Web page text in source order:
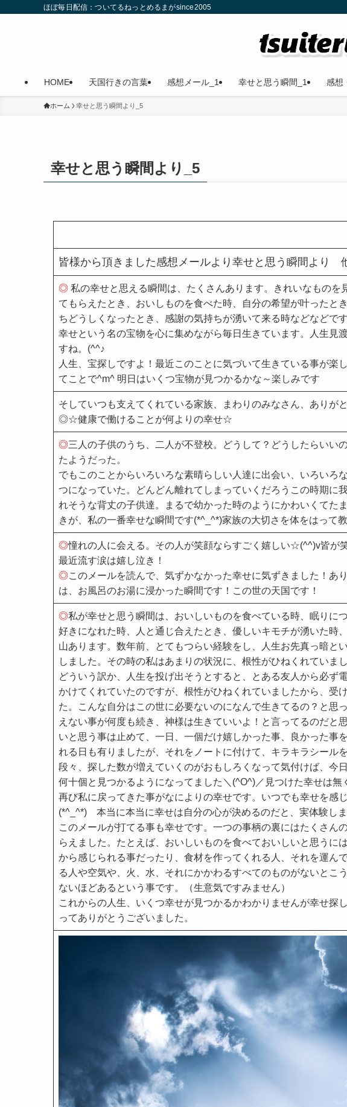
ほぼ毎日配信：ついてるねっとめるまがsince2005
HOME 天国行きの言葉 感想メール_1 幸せと思う瞬間_1 感想
ホーム 幸せと思う瞬間より_5
幸せと思う瞬間より_5
皆様から頂きました感想メールより幸せと思う瞬間より
◎ 私の幸せと思える瞬間は、たくさんあります。きれいなものを
てもらえたとき、おいしものを食べた時、自分の希望が叶ったと
ちどうしくなったとき、感謝の気持ちが湧いて来る時などなどです
幸せという名の宝物を心に集めながら毎日生きています。人生見
すね。(^^♪
人生、宝探しですよ！最近このことに気づいて生きている事が楽
てことで^m^ 明日はいくつ宝物が見つかるかな～楽しみです
そしていつも支えてくれている家族、まわりのみなさん、ありが
◎☆健康で働けることが何よりの幸せ☆
◎三人の子供のうち、二人が不登校。どうして？どうしたらいい
たようだった。
でもこのことからいろいろな素晴らしい人達に出会い、いろいろ
つになっていた。どんどん離れてしまっていくだろうこの時期に
れそうな背丈の子供達。まるで幼かった時のようにかわいくてた
きが、私の一番幸せな瞬間です(*^_^*)家族の大切さを体をはって
◎憧れの人に会える。その人が笑顔ならすごく嬉しい☆(^^)v皆が
最近流す涙は嬉し泣き！
◎このメールを読んで、気ずかなかった幸せに気ずきました！あ
は、お風呂のお湯に浸かった瞬間です！この世の天国です！
◎私が幸せと思う瞬間は、おいしいものを食べている時、眠りに
好きになれた時、人と通じ合えたとき、優しいキモチが湧いた時
山あります。数年前、とてもつらい経験をし、人生お先真っ暗と
しました。その時の私はあまりの状況に、根性がひねくれていまし
どういう訳か、人生を投げ出そうとすると、とある友人から必ず
かけてくれていたのですが、根性がひねくれていましたから、受
た。こんな自分はこの世に必要ないのになんで生きてるの？と思
えない事が何度も続き、神様は生きていいよ！と言ってるのだと
いと思う事は止めて、一日、一個だけ嬉しかった事、良かった事
れる日も有りましたが、それをノートに付けて、キラキラシール
段々、探した数が増えていくのがおもしろくなって気付けば、今
何十個と見つかるようになってました＼(^O^)／見つけた幸せは
再び私に戻ってきた事がなによりの幸せです。いつでも幸せを感
(*^_^*) 本当に本当に幸せは自分の心が決めるのだと、実体験しま
このメールが打てる事も幸せです。一つの事柄の裏にはたくさん
らえました。たとえば、おいしいものを食べておいしいと思うに
から感じられる事だったり、食材を作ってくれる人、それを運ん
る人や空気や、火、水、それにかかわるすべてのものがないとこ
ないほどあるという事です。（生意気ですみません）
これからの人生、いくつ幸せが見つかるかわかりませんが幸せ探
ってありがとうございました。